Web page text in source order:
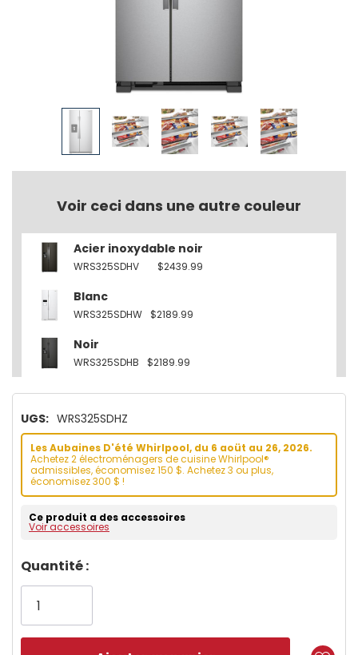
Voir ceci dans une autre couleur
Acier inoxydable noir
WRS325SDHV $2439.99
Blanc
WRS325SDHW $2189.99
Noir
WRS325SDHB $2189.99
UGS: WRS325SDHZ
Les Aubaines D'été Whirlpool, du 6 aoüt au 26, 2026.
Achetez 2 électroménagers de cuisine Whirlpool®
admissibles, économisez 150 $. Achetez 3 ou plus,
économisez 300 $ !
Ce produit a des accessoires
Voir accessoires
Dépêchez-
vous!
Quantité :